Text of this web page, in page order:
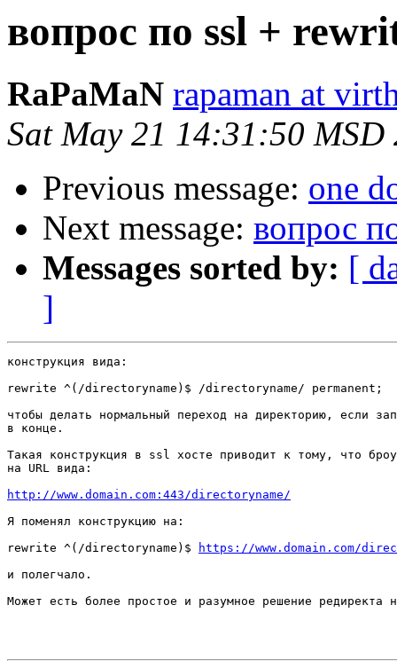
вопрос по ssl +
RaPaMaN rapaman at
Sat May 21 14:31:50 MSD
Previous message: one
Next message: вопрос
Messages sorted by: [
]
конструкция вида:
rewrite ^(/directoryname)$ /directoryname/ permanent;
чтобы делать нормальный переход на директорию, если
в конце.
Такая конструкция в ssl хосте приводит к тому, что
на URL вида:
http://www.domain.com:443/directoryname/
Я поменял конструкцию на:
rewrite ^(/directoryname)$
https://www.domain.com/
и полегчало.
Может есть более простое и разумное решение